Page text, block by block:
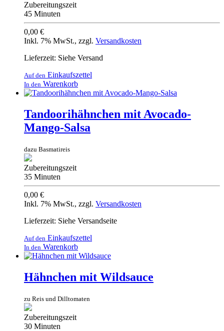
Zubereitungszeit
45 Minuten
0,00 €
Inkl. 7% MwSt., zzgl. Versandkosten
Lieferzeit: Siehe Versand
Auf den Einkaufszettel
In den Warenkorb
Tandoorihähnchen mit Avocado-
Mango-Salsa
dazu Basmatireis
Zubereitungszeit
35 Minuten
0,00 €
Inkl. 7% MwSt., zzgl. Versandkosten
Lieferzeit: Siehe Versandseite
Auf den Einkaufszettel
In den Warenkorb
Hähnchen mit Wildsauce
zu Reis und Dilltomaten
Zubereitungszeit
30 Minuten